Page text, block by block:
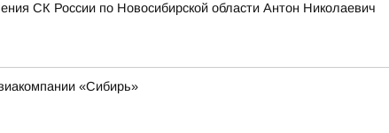
СК России по Новосибирской области Антон Николаевич
«Сибирь»